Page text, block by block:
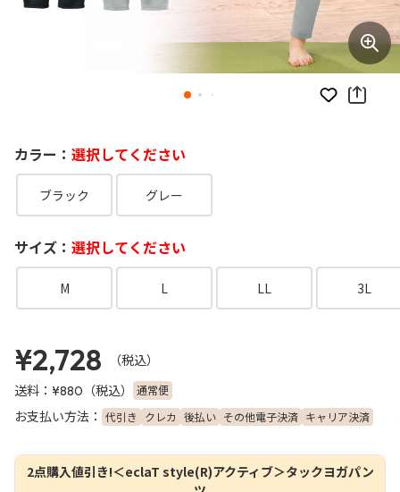
お気に入り
カラー： 選択してください
ブラック グレー
サイズ： 選択してください
M L LL 3L
¥2,728
（税込）
送料： ¥880 （税込） 通常便
お支払い方法： 代引き クレカ 後払い その他電子決済 キャリア決済
2点購入値引き!＜eclaT style(R)アクティブ＞タックヨガパン